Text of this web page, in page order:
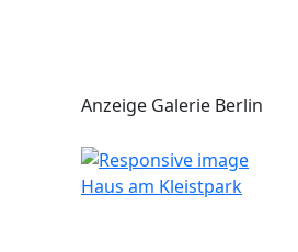
Anzeige Galerie Berlin
Haus am Kleistpark